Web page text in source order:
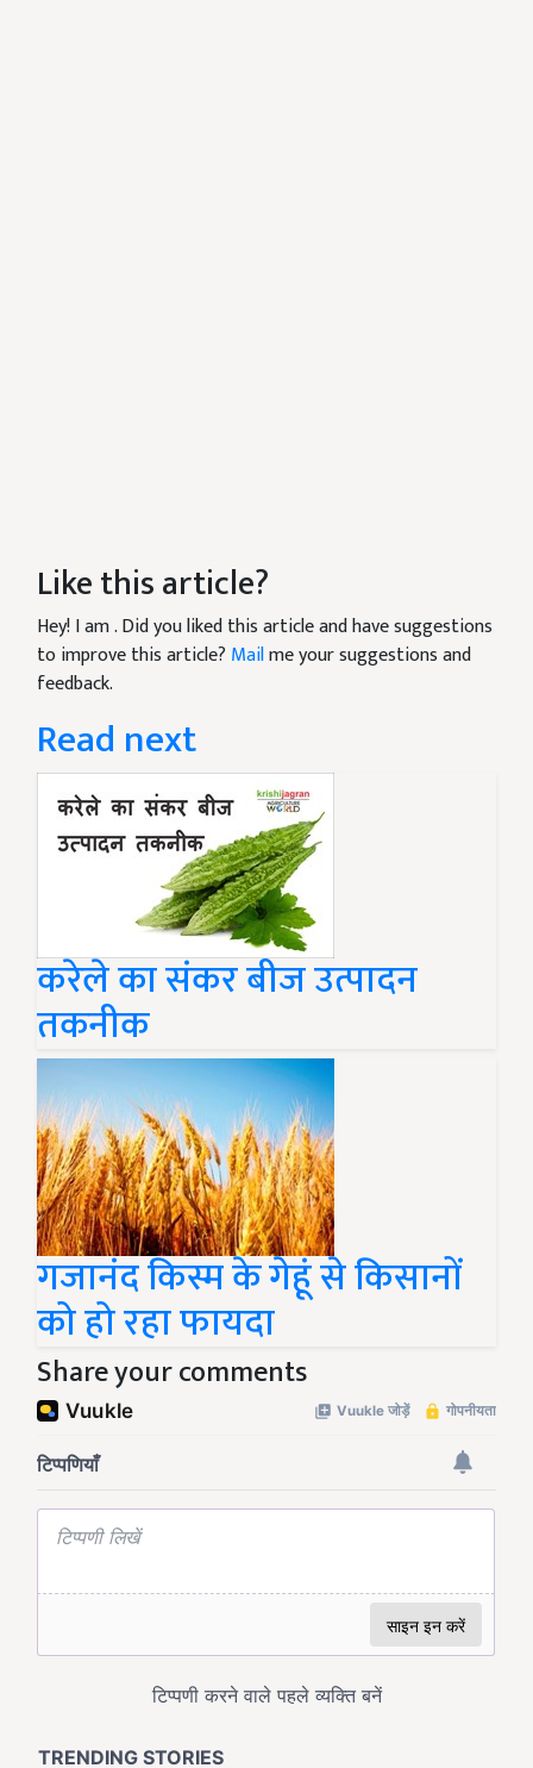
Like this article?
Hey! I am. Did you liked this article and have suggestions
to improve this article? Mailme your suggestions and
feedback.
Read next
करेले का संकर बीज उत्पादन
तकनीक
गजानंद किस्म के गेहूं से किसानों
को हो रहा फायदा
Share your comments